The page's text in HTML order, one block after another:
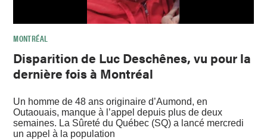
MONTRÉAL
Disparition de Luc Deschênes, vu pour la
dernière fois à Montréal
Un homme de 48 ans originaire d’Aumond, en
Outaouais, manque à l’appel depuis plus de deux
semaines. La Sûreté du Québec (SQ) a lancé mercredi
un appel à la population